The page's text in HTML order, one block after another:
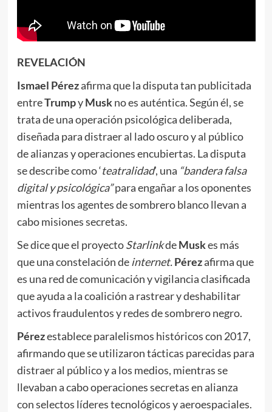
REVELACIÓN
Ismael Pérezafirma que la disputa tan publicitada
entreTrumpyMuskno es auténtica. Según él, se
trata de una operación psicológica deliberada,
diseñada para distraer al lado oscuro y al público
de alianzas y operaciones encubiertas. La disputa
se describe como ‘teatralidad’, una “bandera falsa
digital y psicológica”para engañar a los oponentes
mientras los agentes de sombrero blanco llevan a
cabo misiones secretas.
Se dice que el proyectoStarlinkdeMuskes más
que una constelación deinternet. Pérezafirma que
es una red de comunicación y vigilancia clasificada
que ayuda a la coalición a rastrear y deshabilitar
activos fraudulentos y redes de sombrero negro.
Pérezestablece paralelismos históricos con 2017,
afirmando que se utilizaron tácticas parecidas para
distraer al público y a los medios, mientras se
llevaban a cabo operaciones secretas en alianza
con selectos líderes tecnológicos y aeroespaciales.